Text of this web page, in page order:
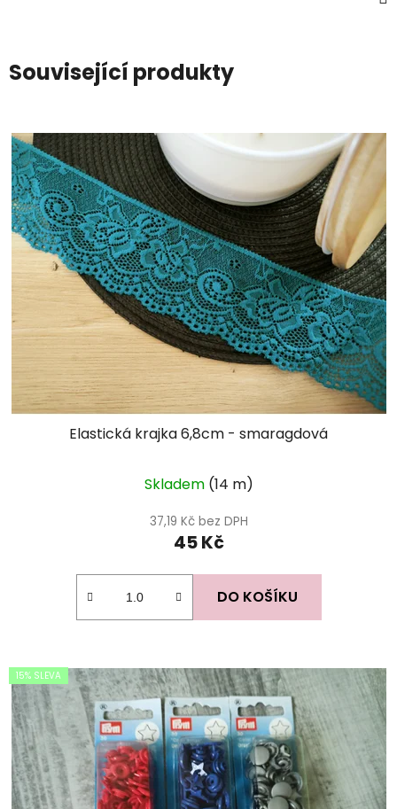
Související produkty
Elastická krajka 6,8cm - smaragdová
Skladem (14 m)
37,19 Kč bez DPH
45 Kč
DO KOŠÍKU
15% SLEVA